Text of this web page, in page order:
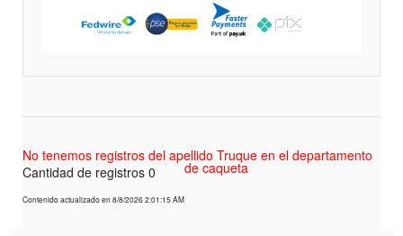
No tenemos registros del apellido Truque en el departamento
de caqueta
Cantidad de registros 0
Contenido actualizado en 8/8/2026 2:01:15 AM